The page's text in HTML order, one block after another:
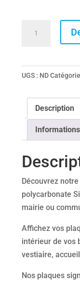
de
porte
polycarbonate
UGS : ND
Description
Découvrez
polycarbonate
mairie ou
Affichez vos
intérieur de vos
vestiaire,
Nos plaques